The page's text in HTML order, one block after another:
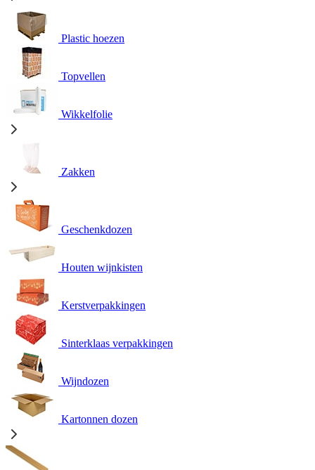
Plastic hoezen
Topvellen
Wikkelfolie
Zakken
Geschenkdozen
Houten wijnkisten
Kerstverpakkingen
Sinterklaas verpakkingen
Wijndozen
Kartonnen dozen